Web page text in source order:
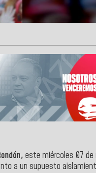
este miércoles 07 de
a un supuesto